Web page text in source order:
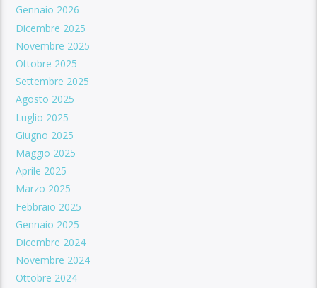
Gennaio 2026
Dicembre 2025
Novembre 2025
Ottobre 2025
Settembre 2025
Agosto 2025
Luglio 2025
Giugno 2025
Maggio 2025
Aprile 2025
Marzo 2025
Febbraio 2025
Gennaio 2025
Dicembre 2024
Novembre 2024
Ottobre 2024